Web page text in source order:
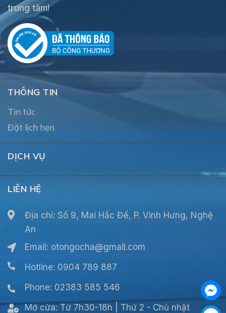
trung tâm!
THÔNG TIN
Tin tức
Đặt lịch hẹn
DỊCH VỤ
LIÊN HỆ
Địa chỉ: Số 9, Mai Hắc Đế, P. Vinh Hưng, Nghệ
An
Email: otongocha@gmail.com
Hotline: 0904 789 887
Phone: 02383 585 546
Mở cửa: Từ 7h30-18h | Thứ 2 - Chủ nhật